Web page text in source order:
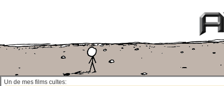
Un de mes films cultes: